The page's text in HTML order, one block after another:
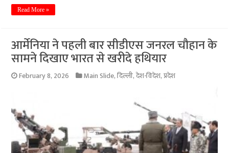
Read More »
आर्मेनिया ने पहली बार सीडीएस जनरल चौहान के
सामने दिखाए भारत से खरीदे हथियार
February 8, 2026 Main Slide,दिल्ली,देश-विदेश,प्रदेश